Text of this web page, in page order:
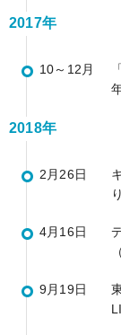
2017年
10～12月
2018年
2月26日
4月16日
9月19日